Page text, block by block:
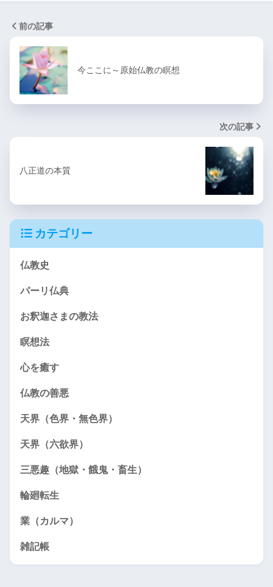
前の記事
今ここに～原始仏教の瞑想
次の記事
八正道の本質
カテゴリー
仏教史
パーリ仏典
お釈迦さまの教法
瞑想法
心を癒す
仏教の善悪
天界（色界・無色界）
天界（六欲界）
三悪趣（地獄・餓鬼・畜生）
輪廻転生
業（カルマ）
雑記帳